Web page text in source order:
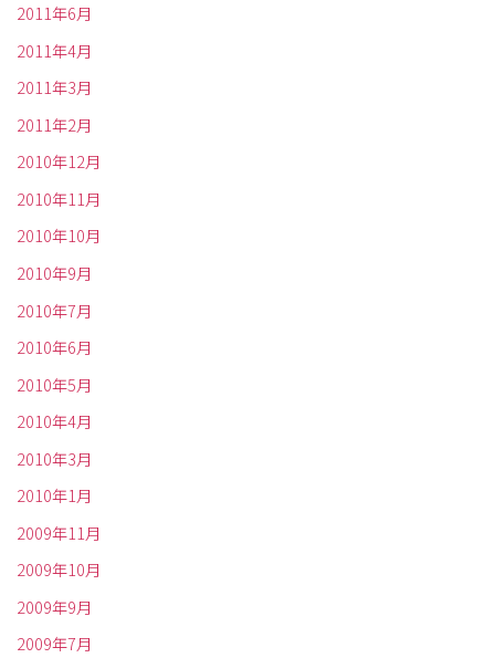
2011年6月
2011年4月
2011年3月
2011年2月
2010年12月
2010年11月
2010年10月
2010年9月
2010年7月
2010年6月
2010年5月
2010年4月
2010年3月
2010年1月
2009年11月
2009年10月
2009年9月
2009年7月